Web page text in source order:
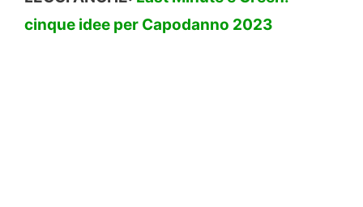
cinque idee per Capodanno 2023